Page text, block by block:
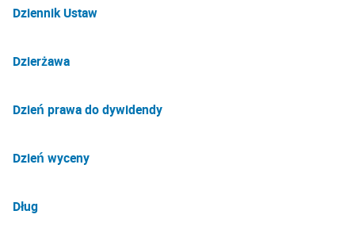
Dziennik Ustaw
Dzierżawa
Dzień prawa do dywidendy
Dzień wyceny
Dług